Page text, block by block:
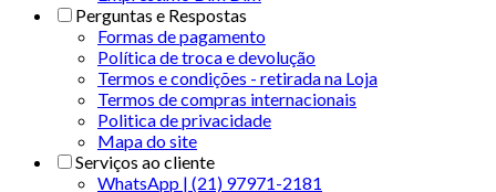
Perguntas e Respostas
Formas de pagamento
Política de troca e devolução
Termos e condições - retirada na Loja
Termos de compras internacionais
Politica de privacidade
Mapa do site
Serviços ao cliente
WhatsApp | (21) 97971-2181